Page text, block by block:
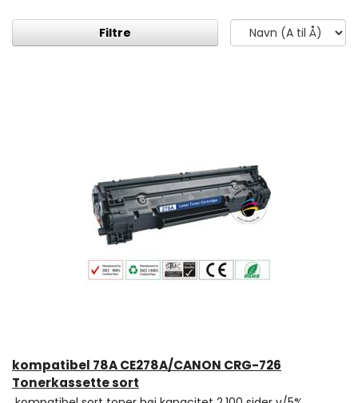
Filtre
kompatibel 78A CE278A/CANON CRG-726
Tonerkassette sort